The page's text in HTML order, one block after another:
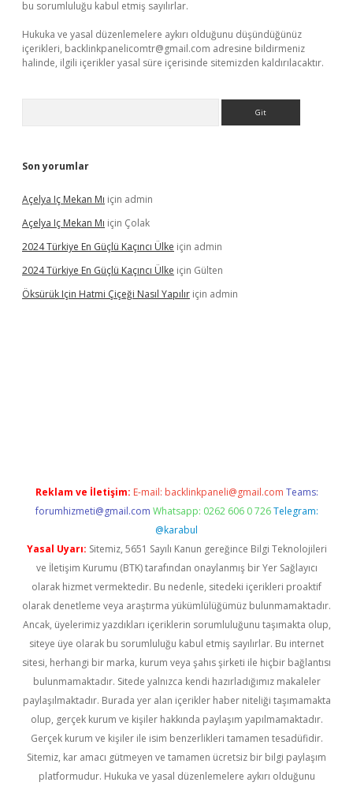
bu sorumluluğu kabul etmiş sayılırlar.
Hukuka ve yasal düzenlemelere aykırı olduğunu düşündüğünüz
içerikleri, backlinkpanelicomtr@gmail.com adresine bildirmeniz
halinde, ilgili içerikler yasal süre içerisinde sitemizden kaldırılacaktır.
Son yorumlar
Açelya Iç Mekan Mı için admin
Açelya Iç Mekan Mı için Çolak
2024 Türkiye En Güçlü Kaçıncı Ülke için admin
2024 Türkiye En Güçlü Kaçıncı Ülke için Gülten
Öksürük Için Hatmi Çiçeği Nasıl Yapılır için admin
Reklam ve İletişim: E-mail: backlinkpaneli@gmail.com Teams:
forumhizmeti@gmail.com Whatsapp: 0262 606 0 726 Telegram:
@karabul
Yasal Uyarı: Sitemiz, 5651 Sayılı Kanun gereğince Bilgi Teknolojileri
ve İletişim Kurumu (BTK) tarafından onaylanmış bir Yer Sağlayıcı
olarak hizmet vermektedir. Bu nedenle, sitedeki içerikleri proaktif
olarak denetleme veya araştırma yükümlülüğümüz bulunmamaktadır.
Ancak, üyelerimiz yazdıkları içeriklerin sorumluluğunu taşımakta olup,
siteye üye olarak bu sorumluluğu kabul etmiş sayılırlar. Bu internet
sitesi, herhangi bir marka, kurum veya şahıs şirketi ile hiçbir bağlantısı
bulunmamaktadır. Sitede yalnızca kendi hazırladığımız makaleler
paylaşılmaktadır. Burada yer alan içerikler haber niteliği taşımamakta
olup, gerçek kurum ve kişiler hakkında paylaşım yapılmamaktadır.
Gerçek kurum ve kişiler ile isim benzerlikleri tamamen tesadüfidir.
Sitemiz, kar amacı gütmeyen ve tamamen ücretsiz bir bilgi paylaşım
platformudur. Hukuka ve yasal düzenlemelere aykırı olduğunu